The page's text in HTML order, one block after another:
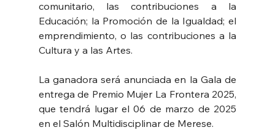
comunitario, las contribuciones a la
Educación; la Promoción de la Igualdad; el
emprendimiento, o las contribuciones a la
Cultura y a las Artes.
La ganadora será anunciada en la Gala de
entrega de Premio Mujer La Frontera 2025,
que tendrá lugar el 06 de marzo de 2025
en el Salón Multidisciplinar de Merese.